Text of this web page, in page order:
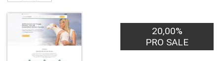
20,00%
PRO SALE